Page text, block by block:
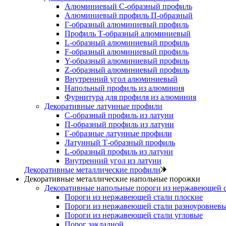
Алюминиевый С-образный профиль
Алюминиевый профиль П-образный
Г-образный алюминиевый профиль
Профиль Т-образный алюминиевый
L-образный алюминиевый профиль
F-образный алюминиевый профиль
Y-образный алюминиевый профиль
Z-образный алюминиевый профиль
Внутренний угол алюминиевый
Напольный профиль из алюминия
Фурнитура для профиля из алюминия
Декоративные латунные профили
C-образный профиль из латуни
П-образный профиль из латуни
Г-образные латунные профили
Латунный Т-образный профиль
L-образный профиль из латуни
Внутренний угол из латуни
Декоративные металлические профили
Декоративные металлические напольные порожки
Декоративные напольные пороги из нержавеющей
Пороги из нержавеющей стали плоские
Пороги из нержавеющей стали
Пороги из нержавеющей стали угловые
Порог закладной